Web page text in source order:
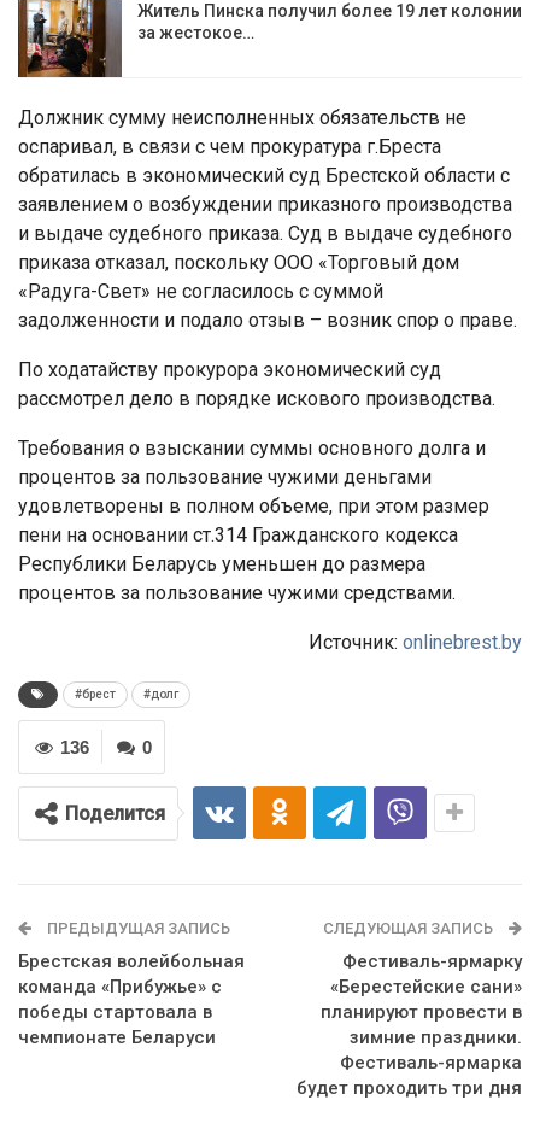
Житель Пинска получил более 19 лет колонии
за жестокое…
Должник сумму неисполненных обязательств не
оспаривал, в связи с чем прокуратура г.Бреста
обратилась в экономический суд Брестской области с
заявлением о возбуждении приказного производства
и выдаче судебного приказа. Суд в выдаче судебного
приказа отказал, поскольку ООО «Торговый дом
«Радуга-Свет» не согласилось с суммой
задолженности и подало отзыв – возник спор о праве.
По ходатайству прокурора экономический суд
рассмотрел дело в порядке искового производства.
Требования о взыскании суммы основного долга и
процентов за пользование чужими деньгами
удовлетворены в полном объеме, при этом размер
пени на основании ст.314 Гражданского кодекса
Республики Беларусь уменьшен до размера
процентов за пользование чужими средствами.
Источник: onlinebrest.by
#брест #долг
0
136
Поделится
ПРЕДЫДУЩАЯ ЗАПИСЬ
Брестская волейбольная
команда «Прибужье» с
победы стартовала в
чемпионате Беларуси
СЛЕДУЮЩАЯ ЗАПИСЬ
Фестиваль-ярмарку
«Берестейские сани»
планируют провести в
зимние праздники.
Фестиваль-ярмарка
будет проходить три дня